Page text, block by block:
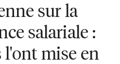
sur la
salariale :
l'ont mise en